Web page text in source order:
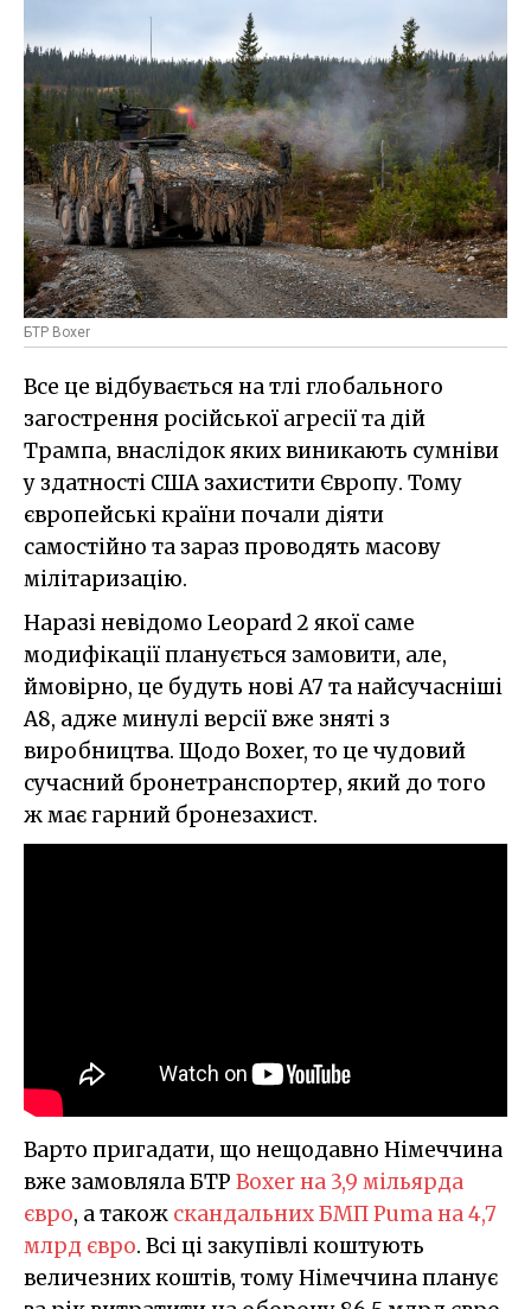
БТР Boxer
Все це відбувається на тлі глобального
загострення російської агресії та дій
Трампа, внаслідок яких виникають сумніви
у здатності США захистити Європу. Тому
європейські країни почали діяти
самостійно та зараз проводять масову
мілітаризацію.
Наразі невідомо Leopard 2 якої саме
модифікації планується замовити, але,
ймовірно, це будуть нові A7 та найсучасніші
A8, адже минулі версії вже зняті з
виробництва. Щодо Boxer, то це чудовий
сучасний бронетранспортер, який до того
ж має гарний бронезахист.
Варто пригадати, що нещодавно Німеччина
вже замовляла БТР Boxer на 3,9 мільярда
євро, а також скандальних БМП Puma на 4,7
млрд євро. Всі ці закупівлі коштують
величезних коштів, тому Німеччина планує